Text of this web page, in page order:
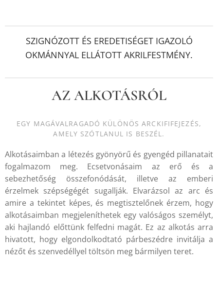
SZIGNÓZOTT ÉS EREDETISÉGET IGAZOLÓ
OKMÁNNYAL ELLÁTOTT AKRILFESTMÉNY.
AZ ALKOTÁSRÓL
EGY MAGÁVALRAGADÓ KÜLÖNÖS ARCKIFIFEJEZÉS,
AMELY SZÓTLANUL IS BESZÉL.
Alkotásaimban a létezés gyönyörű és gyengéd pillanatait
fogalmazom meg. Ecsetvonásaim az erő és a
sebezhetőség összefonódását, illetve az emberi
érzelmek szépségégét sugallják. Elvarázsol az arc és
amire a tekintet képes, és megtisztelőnek érzem, hogy
alkotásaimban megjeleníthetek egy valóságos személyt,
aki hajlandó előttünk felfedni magát. Ez az alkotás arra
hivatott, hogy elgondolkodtató párbeszédre invitálja a
nézőt és szenvedéllyel töltsön meg bármilyen teret.